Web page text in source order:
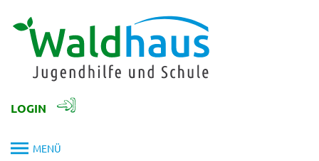
content
LOGIN
MENÜ